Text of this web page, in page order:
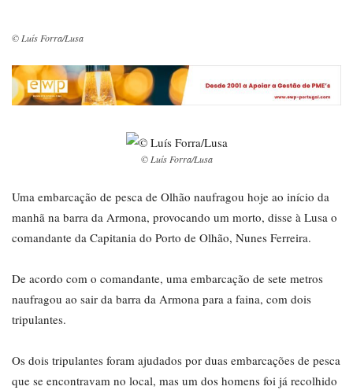
© Luís Forra/Lusa
© Luís Forra/Lusa
Uma embarcação de pesca de Olhão naufragou hoje ao início da
manhã na barra da Armona, provocando um morto, disse à Lusa o
comandante da Capitania do Porto de Olhão, Nunes Ferreira.
De acordo com o comandante, uma embarcação de sete metros
naufragou ao sair da barra da Armona para a faina, com dois
tripulantes.
Os dois tripulantes foram ajudados por duas embarcações de pesca
que se encontravam no local, mas um dos homens foi já recolhido